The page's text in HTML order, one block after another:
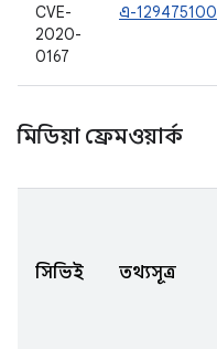
CVE-
2020-
0167
এ-129475100
মিডিয়া ফ্রেমওয়ার্ক
সিভিই তথ্যসূত্র